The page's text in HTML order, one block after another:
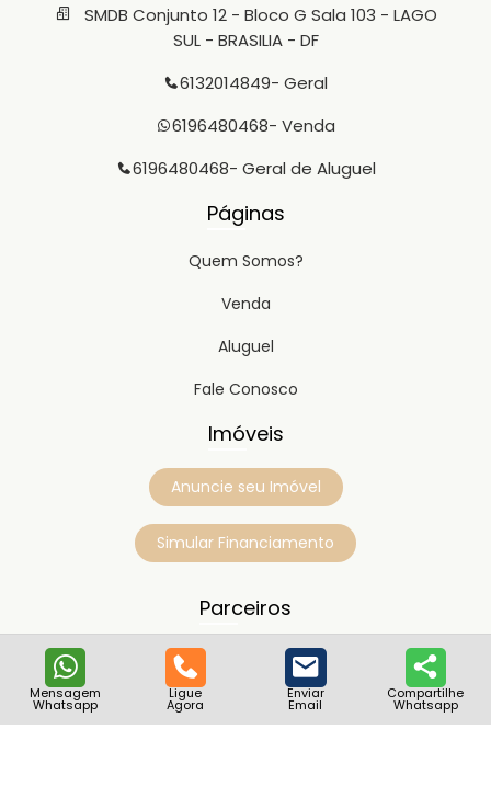
Mensagem
Whatsapp
Ligue
Agora
Enviar
Email
Compartilhe
Whatsapp
SMDB Conjunto 12 - Bloco G Sala 103 - LAGO
SUL - BRASILIA - DF
6132014849- Geral
6196480468- Venda
6196480468- Geral de Aluguel
Páginas
Quem Somos?
Venda
Aluguel
Fale Conosco
Imóveis
Anuncie seu Imóvel
Simular Financiamento
Parceiros